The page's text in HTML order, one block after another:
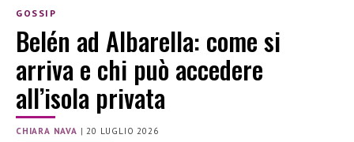
GOSSIP
Belén ad Albarella: come si
arriva e chi può accedere
all’isola privata
CHIARA NAVA |20 LUGLIO 2026